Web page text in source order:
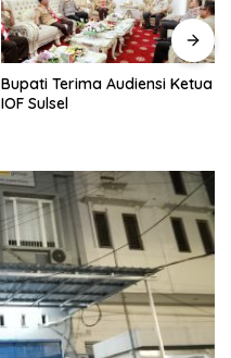
Bupati Terima Audiensi Ketua
IOF Sulsel